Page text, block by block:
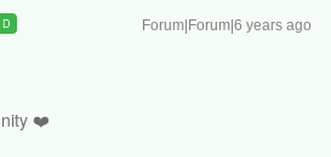
Forum|Forum|6 years ago
❤️